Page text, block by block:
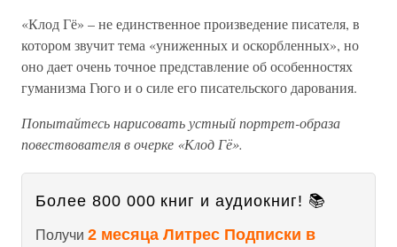
«Клод Гё» – не единственное произведение писателя, в
котором звучит тема «униженных и оскорбленных», но
оно дает очень точное представление об особенностях
гуманизма Гюго и о силе его писательского дарования.
Попытайтесь нарисовать устный портрет-образа
повествователя в очерке «Клод Гё».
Более 800 000 книг и аудиокниг! 📚
Получи 2 месяца Литрес Подписки в